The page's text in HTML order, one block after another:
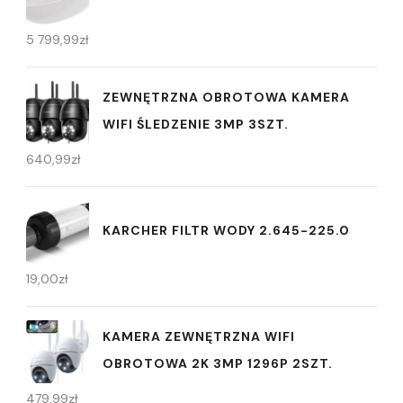
5 799,99zł
ZEWNĘTRZNA OBROTOWA KAMERA
WIFI ŚLEDZENIE 3MP 3SZT.
640,99zł
KARCHER FILTR WODY 2.645-225.0
19,00zł
KAMERA ZEWNĘTRZNA WIFI
OBROTOWA 2K 3MP 1296P 2SZT.
479,99zł